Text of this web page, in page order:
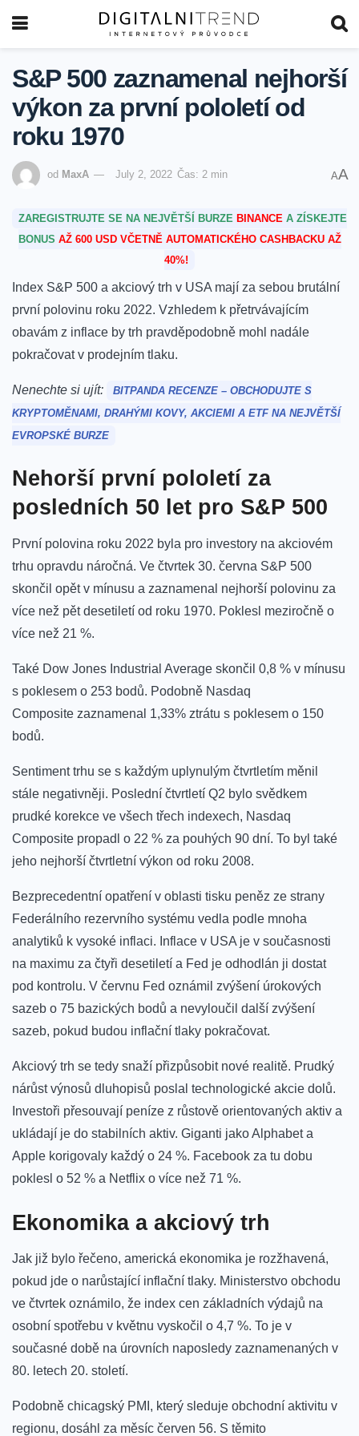
S&P 500 zaznamenal nejhorší
výkon za první pololetí od
roku 1970
od MaxA July 2, 2022 Čas: 2 min AA
ZAREGISTRUJTE SE NA NEJVĚTŠÍ BURZE BINANCE A ZÍSKEJTE
BONUS AŽ 600 USD VČETNĚ AUTOMATICKÉHO CASHBACKU AŽ
40%!
Index S&P 500 a akciový trh v USA mají za sebou brutální
první polovinu roku 2022. Vzhledem k přetrvávajícím
obavám z inflace by trh pravděpodobně mohl nadále
pokračovat v prodejním tlaku.
Nenechte si ujít:
BITPANDA RECENZE – OBCHODUJTE S
KRYPTOMĚNAMI, DRAHÝMI KOVY, AKCIEMI A ETF NA NEJVĚTŠÍ
EVROPSKÉ BURZE
Nehorší první pololetí za
posledních 50 let pro S&P 500
První polovina roku 2022 byla pro investory na akciovém
trhu opravdu náročná. Ve čtvrtek 30. června S&P 500
skončil opět v mínusu a zaznamenal nejhorší polovinu za
více než pět desetiletí od roku 1970. Poklesl meziročně o
více než 21 %.
Také Dow Jones Industrial Average skončil 0,8 % v mínusu
s poklesem o 253 bodů. Podobně Nasdaq
Composite zaznamenal 1,33% ztrátu s poklesem o 150
bodů.
Sentiment trhu se s každým uplynulým čtvrtletím měnil
stále negativněji. Poslední čtvrtletí Q2 bylo svědkem
prudké korekce ve všech třech indexech, Nasdaq
Composite propadl o 22 % za pouhých 90 dní. To byl také
jeho nejhorší čtvrtletní výkon od roku 2008.
Bezprecedentní opatření v oblasti tisku peněz ze strany
Federálního rezervního systému vedla podle mnoha
analytiků k vysoké inflaci. Inflace v USA je v současnosti
na maximu za čtyři desetiletí a Fed je odhodlán ji dostat
pod kontrolu. V červnu Fed oznámil zvýšení úrokových
sazeb o 75 bazických bodů a nevyloučil další zvýšení
sazeb, pokud budou inflační tlaky pokračovat.
Akciový trh se tedy snaží přizpůsobit nové realitě. Prudký
nárůst výnosů dluhopisů poslal technologické akcie dolů.
Investoři přesouvají peníze z růstově orientovaných aktiv a
ukládají je do stabilních aktiv. Giganti jako Alphabet a
Apple korigovaly každý o 24 %. Facebook za tu dobu
poklesl o 52 % a Netflix o více než 71 %.
Ekonomika a akciový trh
Jak již bylo řečeno, americká ekonomika je rozžhavená,
pokud jde o narůstající inflační tlaky. Ministerstvo obchodu
ve čtvrtek oznámilo, že index cen základních výdajů na
osobní spotřebu v květnu vyskočil o 4,7 %. To je v
současné době na úrovních naposledy zaznamenaných v
80. letech 20. století.
Podobně chicagský PMI, který sleduje obchodní aktivitu v
regionu, dosáhl za měsíc červen 56. S těmito